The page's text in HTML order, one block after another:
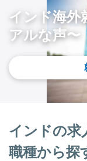
インド海外
アルな声〜
インドの求
職種から探